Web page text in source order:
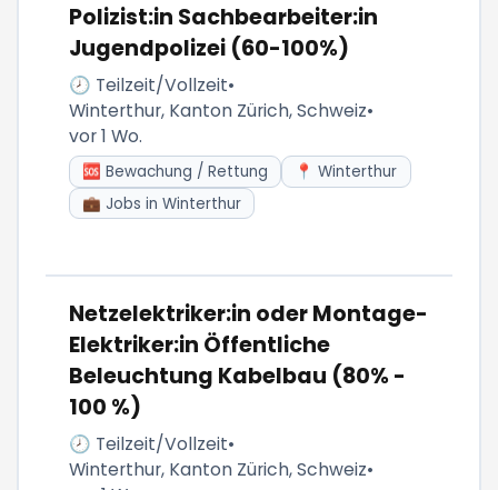
Polizist:in Sachbearbeiter:in
Jugendpolizei (60-100%)
🕗 Teilzeit/Vollzeit•
Winterthur, Kanton Zürich, Schweiz•
vor 1 Wo.
🆘 Bewachung / Rettung
📍 Winterthur
💼 Jobs in Winterthur
Netzelektriker:in oder Montage-
Elektriker:in Öffentliche
Beleuchtung Kabelbau (80% -
100 %)
🕗 Teilzeit/Vollzeit•
Winterthur, Kanton Zürich, Schweiz•